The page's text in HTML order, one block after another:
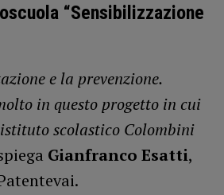
“Sensibilizzazione
e la prevenzione.
in questo progetto in cui
scolastico Colombini
Gianfranco Esatti,